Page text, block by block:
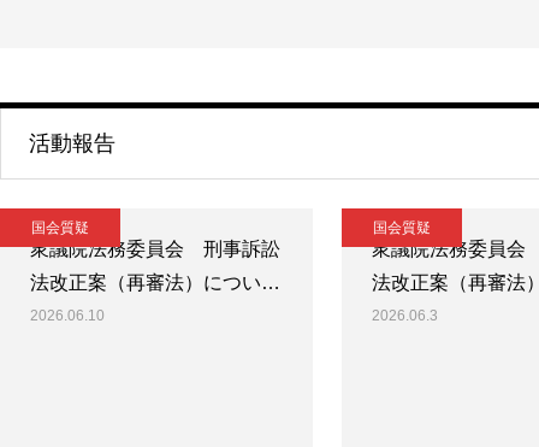
活動報告
国会質疑
衆議院法務委員会 刑事訴訟
法改正案（再審法）につい…
2026.06.10
国会質疑
衆議院法務委員
法改正案（再審法
2026.06.3